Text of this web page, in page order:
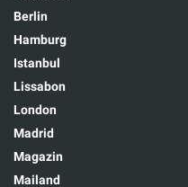
Berlin
Hamburg
Istanbul
Lissabon
London
Madrid
Magazin
Mailand